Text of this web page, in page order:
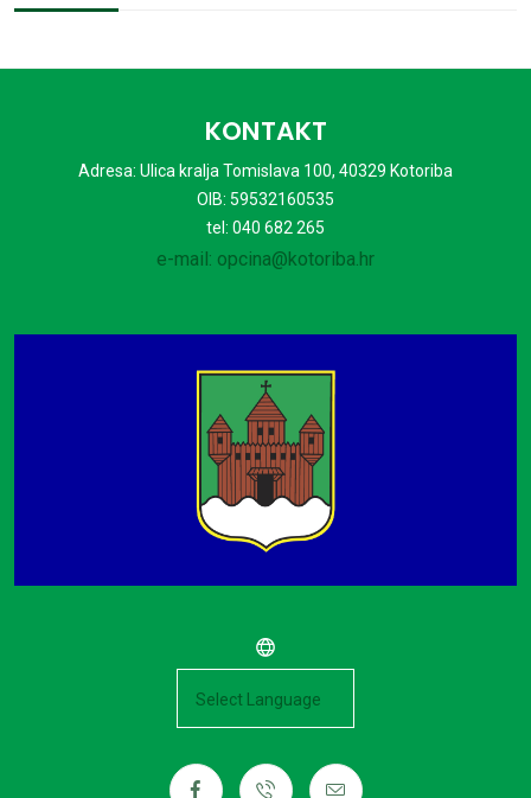
KONTAKT
Adresa: Ulica kralja Tomislava 100, 40329 Kotoriba
OIB: 59532160535
tel: 040 682 265
e-mail: opcina@kotoriba.hr